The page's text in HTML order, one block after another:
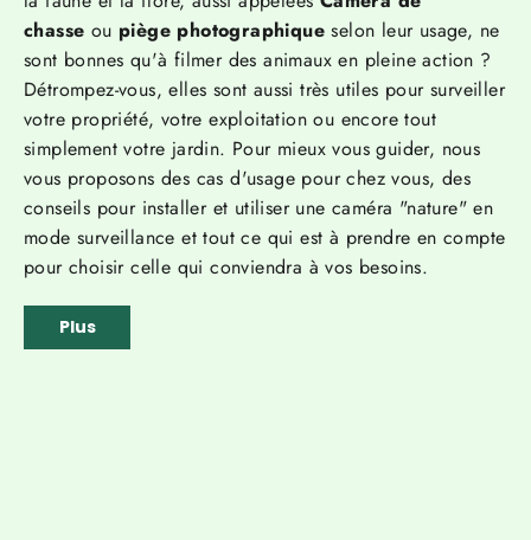
chasse ou piège photographique selon leur usage, ne
sont bonnes qu'à filmer des animaux en pleine action ?
Détrompez-vous, elles sont aussi très utiles pour surveiller
votre propriété, votre exploitation ou encore tout
simplement votre jardin. Pour mieux vous guider, nous
vous proposons des cas d'usage pour chez vous, des
conseils pour installer et utiliser une caméra "nature" en
mode surveillance et tout ce qui est à prendre en compte
pour choisir celle qui conviendra à vos besoins.
Plus